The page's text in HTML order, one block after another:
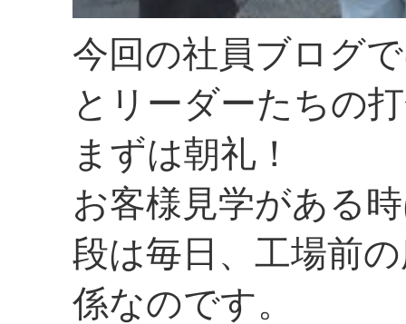
今回の社員ブログ
とリーダーたちの
まずは朝礼！
お客様見学がある
段は毎日、工場前
係なのです。